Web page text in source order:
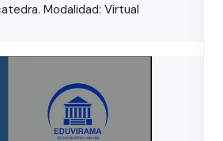
Modalidad: Virtual